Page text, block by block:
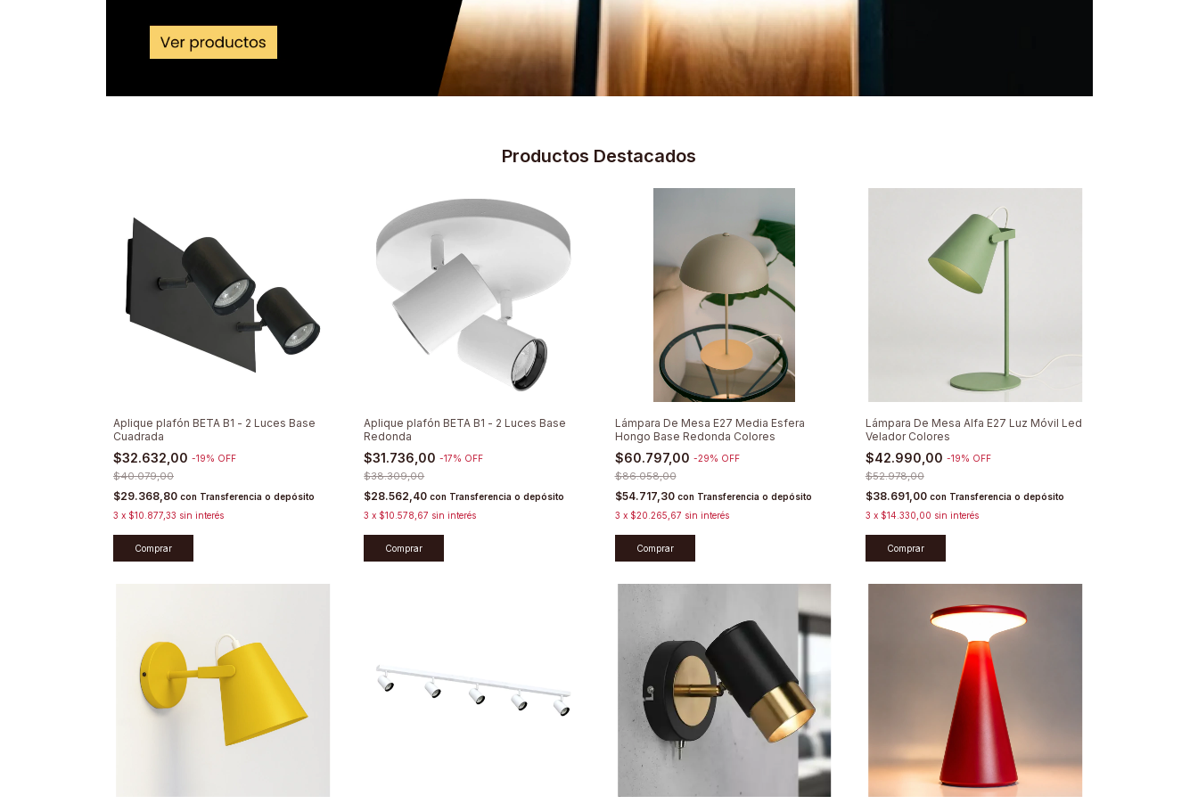
Productos Destacados
Aplique plafón BETA B1 - 2 Luces Base
Cuadrada
$32.632,00 -19% OFF
$40.079,00
$29.368,80 con Transferencia o depósito
3 x $10.877,33 sin interés
Comprar
Aplique plafón BETA B1 - 2 Luces Base
Redonda
$31.736,00-17% OFF
$38.309,00
$28.562,40con Transferencia o depósito
3 x $10.578,67 sin interés
Comprar
Lámpara De Mesa E27 Media Esfera
Hongo Base Redonda Colores
$60.797,00 -29% OFF
$86.058,00
$54.717,30 con Transferencia o depósito
3 x $20.265,67 sin interés
Comprar
Lámpara De Mesa Alfa E27 Luz Móvil Led
Velador Colores
$42.990,00 -19% OFF
$52.978,00
$38.691,00 con Transferencia o depósito
3 x $14.330,00 sin interés
Comprar